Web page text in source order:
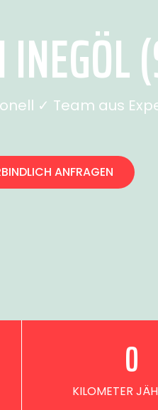
✓ Team aus
ANFRAGEN
KILOMETER
0